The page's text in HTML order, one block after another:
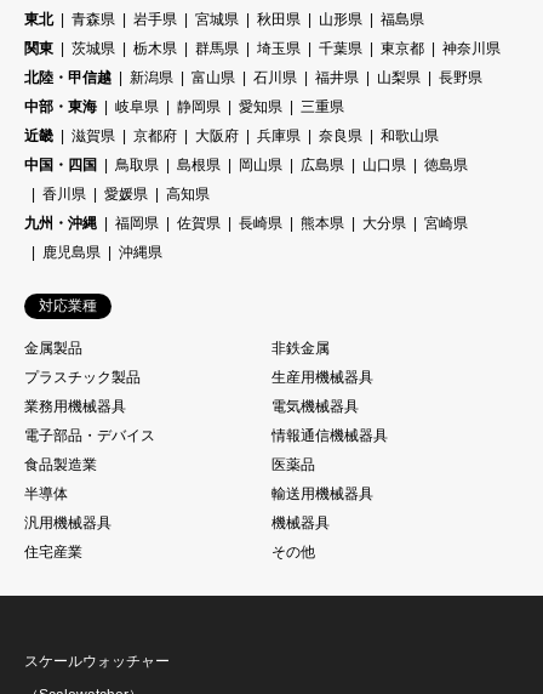
東北
青森県 岩手県 宮城県 秋田県 山形県
福島県
関東
茨城県 栃木県 群馬県 埼玉県 千葉県 東京都
神奈川県
北陸・甲信越
新潟県 富山県 石川県 福井県 山梨県
長野県
中部・東海
岐阜県 静岡県 愛知県
三重県
近畿
滋賀県 京都府 大阪府 兵庫県 奈良県
和歌山県
中国・四国
鳥取県 島根県 岡山県 広島県 山口県
徳島県
香川県
愛媛県
高知県
九州・沖縄
福岡県 佐賀県 長崎県 熊本県 大分県
宮崎県
鹿児島県
沖縄県
対応業種
金属製品
非鉄金属
プラスチック製品
生産用機械器具
業務用機械器具
電気機械器具
電子部品・デバイス
情報通信機械器具
食品製造業
医薬品
半導体
輸送用機械器具
汎用機械器具
機械器具
住宅産業
その他
スケールウォッチャー